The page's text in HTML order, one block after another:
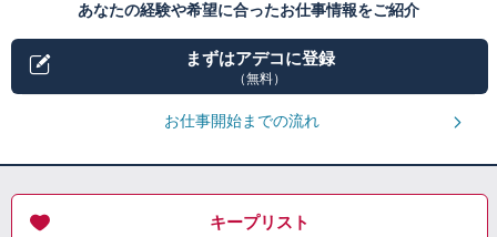
あなたの経験や希望に合ったお仕事情報をご紹介
まずはアデコに登録
（無料）
お仕事開始までの流れ
キープリスト